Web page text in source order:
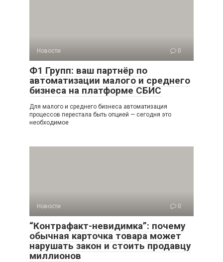
Новости 0
Ф1 Групп: ваш партнёр по
автоматизации малого и среднего
бизнеса на платформе СБИС
Для малого и среднего бизнеса автоматизация
процессов перестала быть опцией — сегодня это
необходимое
Новости 0
“Контрафакт-невидимка”: почему
обычная карточка товара может
нарушать закон и стоить продавцу
миллионов